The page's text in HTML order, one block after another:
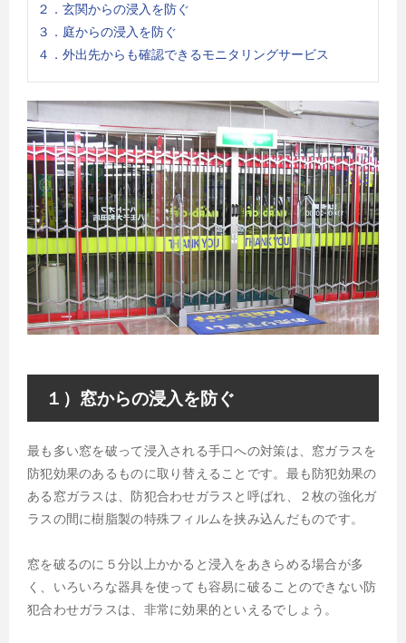
２．玄関からの浸入を防ぐ
３．庭からの浸入を防ぐ
４．外出先からも確認できるモニタリングサービス
１）窓からの浸入を防ぐ
最も多い窓を破って浸入される手口への対策は、窓ガラスを
防犯効果のあるものに取り替えることです。最も防犯効果の
ある窓ガラスは、防犯合わせガラスと呼ばれ、２枚の強化ガ
ラスの間に樹脂製の特殊フィルムを挟み込んだものです。
窓を破るのに５分以上かかると浸入をあきらめる場合が多
く、いろいろな器具を使っても容易に破ることのできない防
犯合わせガラスは、非常に効果的といえるでしょう。